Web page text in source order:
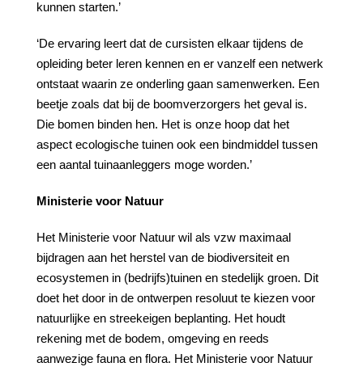
kunnen starten.’
‘De ervaring leert dat de cursisten elkaar tijdens de
opleiding beter leren kennen en er vanzelf een netwerk
ontstaat waarin ze onderling gaan samenwerken. Een
beetje zoals dat bij de boomverzorgers het geval is.
Die bomen binden hen. Het is onze hoop dat het
aspect ecologische tuinen ook een bindmiddel tussen
een aantal tuinaanleggers moge worden.’
Ministerie voor Natuur
Het Ministerie voor Natuur wil als vzw maximaal
bijdragen aan het herstel van de biodiversiteit en
ecosystemen in (bedrijfs)tuinen en stedelijk groen. Dit
doet het door in de ontwerpen resoluut te kiezen voor
natuurlijke en streekeigen beplanting. Het houdt
rekening met de bodem, omgeving en reeds
aanwezige fauna en flora. Het Ministerie voor Natuur